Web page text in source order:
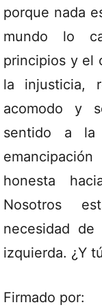
porque nada
mundo lo
principios y el
la injusticia,
acomodo y
sentido a la
honesta
Nosotros
necesidad
izquierda. ¿Y
Firmado por: